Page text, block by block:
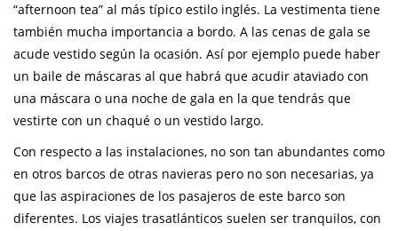
“afternoon tea” al más típico estilo inglés. La vestimenta tiene
también mucha importancia a bordo. A las cenas de gala se
acude vestido según la ocasión. Así por ejemplo puede haber
un baile de máscaras al que habrá que acudir ataviado con
una máscara o una noche de gala en la que tendrás que
vestirte con un chaqué o un vestido largo.
Con respecto a las instalaciones, no son tan abundantes como
en otros barcos de otras navieras pero no son necesarias, ya
que las aspiraciones de los pasajeros de este barco son
diferentes. Los viajes trasatlánticos suelen ser tranquilos, con